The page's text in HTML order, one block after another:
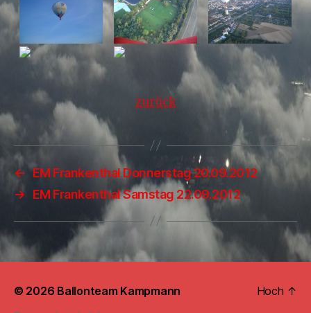
zurück
← EM Frankenthal Donnerstag 20.09.2012
→
EM Frankenthal Samstag 22.09.2012
© 2026 Ballonteam Kampmann
Hoch ↑